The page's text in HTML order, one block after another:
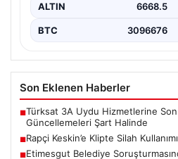
ALTIN 6668.5
BTC 3096676
Son Eklenen Haberler
■Türksat 3A Uydu Hizmetlerine Son
Güncellemeleri Şart Halinde
■Rapçi Keskin’e Klipte Silah
■Etimesgut Belediye